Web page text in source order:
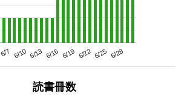
6/7 6/10 6/13 6/16 6/19 6/22 6/25 6/28
読書冊数